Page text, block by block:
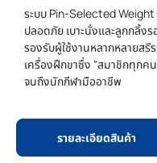
ระบบ Pin-Selected
ปลอดภัย เบาะนั่งและลูกกลิ้ง
รองรับผู้ใช้งานหลากหลายสรี
เครื่องฝึกขาซึ่ง “สมาชิกทุกค
จนถึงนักกีฬามืออาชีพ
รายละเอียดสินค้า